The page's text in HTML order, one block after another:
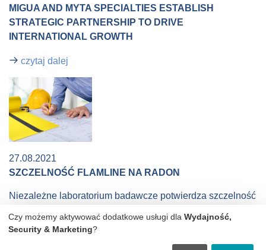
MIGUA AND MYTA SPECIALTIES ESTABLISH
STRATEGIC PARTNERSHIP TO DRIVE
INTERNATIONAL GROWTH​​
czytaj dalej
27.08.2021
SZCZELNOŚĆ FLAMLINE NA RADON
Niezależne laboratorium badawcze potwierdza szczelność
na radon dla taśmy dylatacyjnej Migupren FlamLINE
czytaj dalej
Czy możemy aktywować dodatkowe usługi dla Wydajność,
Security & Marketing?